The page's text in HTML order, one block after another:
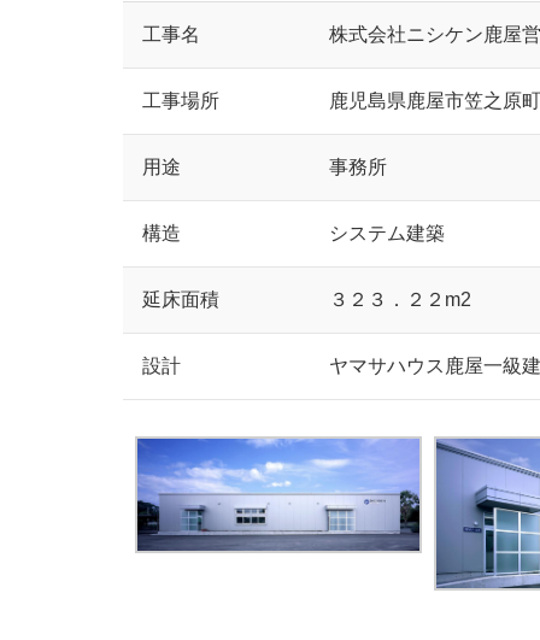
工事名 株式会社ニシケン鹿屋
工事場所 鹿児島県鹿屋市笠之原
用途 事務所
構造 システム建築
延床面積 ３２３．２２m2
設計 ヤマサハウス鹿屋一級